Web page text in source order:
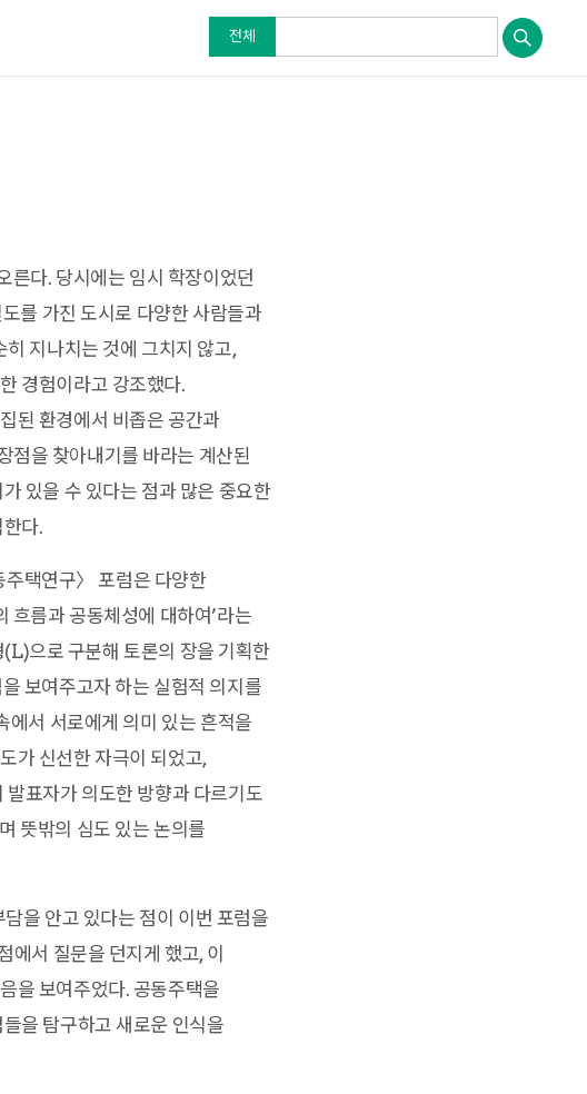
전체
른다. 당시에는 임시 학장이었던
를 가진 도시로 다양한 사람들과
지나치는 것에 그치지 않고,
경험이라고 강조했다.
된 환경에서 비좁은 공간과
점을 찾아내기를 바라는 계산된
있을 수 있다는 점과 많은 중요한
다.
택연구〉 포럼은 다양한
흐름과 공동체성에 대하여’라는
으로 구분해 토론의 장을 기획한
보여주고자 하는 실험적 의지를
에서 서로에게 의미 있는 흔적을
가 신선한 자극이 되었고,
표자가 의도한 방향과 다르기도
뜻밖의 심도 있는 논의를
담을 안고 있다는 점이 이번 포럼을
에서 질문을 던지게 했고, 이
을 보여주었다. 공동주택을
을 탐구하고 새로운 인식을